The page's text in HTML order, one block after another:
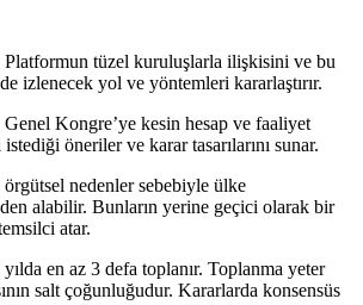
tüzel kuruluşlarla ilişkisini ve bu
izlenecek yol ve yöntemleri kararlaştırır.
Kongre’ye kesin hesap ve faaliyet
öneriler ve karar tasarılarını sunar.
nedenler sebebiyle ülke
alabilir. Bunların yerine geçici olarak bir
atar.
en az 3 defa toplanır. Toplanma yeter
salt çoğunluğudur. Kararlarda konsensüs